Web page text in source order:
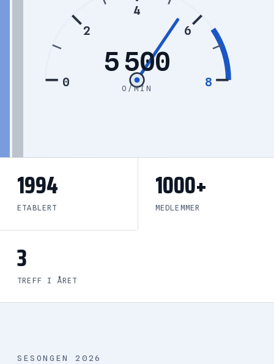
0
2
4
6
8
5 500
O/MIN
1994
ETABLERT
1000+
MEDLEMMER
3
TREFF I ÅRET
SESONGEN 2026